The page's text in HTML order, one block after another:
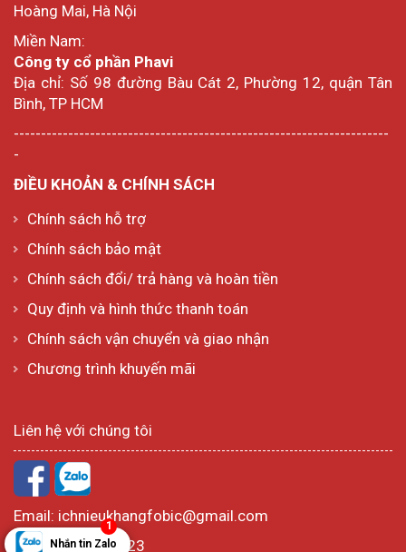
Hoàng Mai, Hà Nội
Miền Nam:
Công ty cổ phần Phavi
Địa chỉ: Số 98 đường Bàu Cát 2, Phường 12, quận Tân
Bình, TP HCM
---------------------------------------------------------------------
-
ĐIỀU KHOẢN & CHÍNH SÁCH
Chính sách hỗ trợ
Chính sách bảo mật
Chính sách đổi/ trả hàng và hoàn tiền
Quy định và hình thức thanh toán
Chính sách vận chuyển và giao nhận
Chương trình khuyến mãi
Liên hệ với chúng tôi
Email: ichnieukhangfobic@gmail.com
Hotline:1800 6723
Nhắn tin Zalo
1